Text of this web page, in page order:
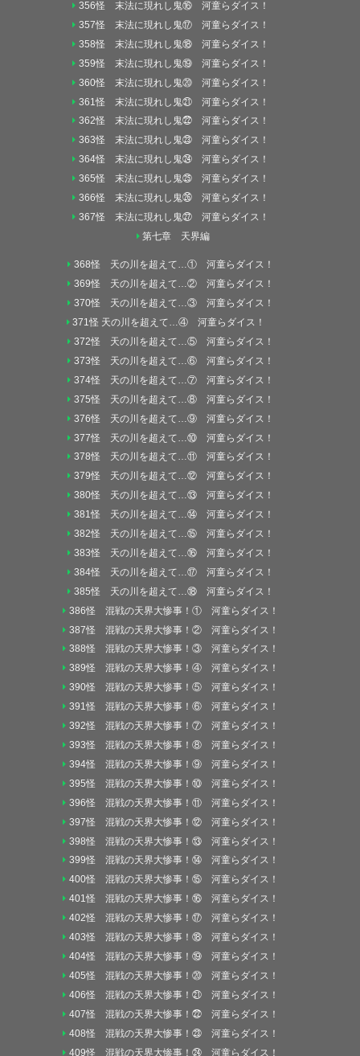
356怪 末法に現れし鬼⑯ 河童らダイス！
357怪 末法に現れし鬼⑰ 河童らダイス！
358怪 末法に現れし鬼⑱ 河童らダイス！
359怪 末法に現れし鬼⑲ 河童らダイス！
360怪 末法に現れし鬼⑳ 河童らダイス！
361怪 末法に現れし鬼㉑ 河童らダイス！
362怪 末法に現れし鬼㉒ 河童らダイス！
363怪 末法に現れし鬼㉓ 河童らダイス！
364怪 末法に現れし鬼㉔ 河童らダイス！
365怪 末法に現れし鬼㉕ 河童らダイス！
366怪 末法に現れし鬼㉖ 河童らダイス！
367怪 末法に現れし鬼㉗ 河童らダイス！
第七章 天界編
368怪 天の川を超えて…① 河童らダイス！
369怪 天の川を超えて…② 河童らダイス！
370怪 天の川を超えて…③ 河童らダイス！
371怪 天の川を超えて…④ 河童らダイス！
372怪 天の川を超えて…⑤ 河童らダイス！
373怪 天の川を超えて…⑥ 河童らダイス！
374怪 天の川を超えて…⑦ 河童らダイス！
375怪 天の川を超えて…⑧ 河童らダイス！
376怪 天の川を超えて…⑨ 河童らダイス！
377怪 天の川を超えて…⑩ 河童らダイス！
378怪 天の川を超えて…⑪ 河童らダイス！
379怪 天の川を超えて…⑫ 河童らダイス！
380怪 天の川を超えて…⑬ 河童らダイス！
381怪 天の川を超えて…⑭ 河童らダイス！
382怪 天の川を超えて…⑮ 河童らダイス！
383怪 天の川を超えて…⑯ 河童らダイス！
384怪 天の川を超えて…⑰ 河童らダイス！
385怪 天の川を超えて…⑱ 河童らダイス！
386怪 混戦の天界大惨事！① 河童らダイス！
387怪 混戦の天界大惨事！② 河童らダイス！
388怪 混戦の天界大惨事！③ 河童らダイス！
389怪 混戦の天界大惨事！④ 河童らダイス！
390怪 混戦の天界大惨事！⑤ 河童らダイス！
391怪 混戦の天界大惨事！⑥ 河童らダイス！
392怪 混戦の天界大惨事！⑦ 河童らダイス！
393怪 混戦の天界大惨事！⑧ 河童らダイス！
394怪 混戦の天界大惨事！⑨ 河童らダイス！
395怪 混戦の天界大惨事！⑩ 河童らダイス！
396怪 混戦の天界大惨事！⑪ 河童らダイス！
397怪 混戦の天界大惨事！⑫ 河童らダイス！
398怪 混戦の天界大惨事！⑬ 河童らダイス！
399怪 混戦の天界大惨事！⑭ 河童らダイス！
400怪 混戦の天界大惨事！⑮ 河童らダイス！
401怪 混戦の天界大惨事！⑯ 河童らダイス！
402怪 混戦の天界大惨事！⑰ 河童らダイス！
403怪 混戦の天界大惨事！⑱ 河童らダイス！
404怪 混戦の天界大惨事！⑲ 河童らダイス！
405怪 混戦の天界大惨事！⑳ 河童らダイス！
406怪 混戦の天界大惨事！㉑ 河童らダイス！
407怪 混戦の天界大惨事！㉒ 河童らダイス！
408怪 混戦の天界大惨事！㉓ 河童らダイス！
409怪 混戦の天界大惨事！㉔ 河童らダイス！